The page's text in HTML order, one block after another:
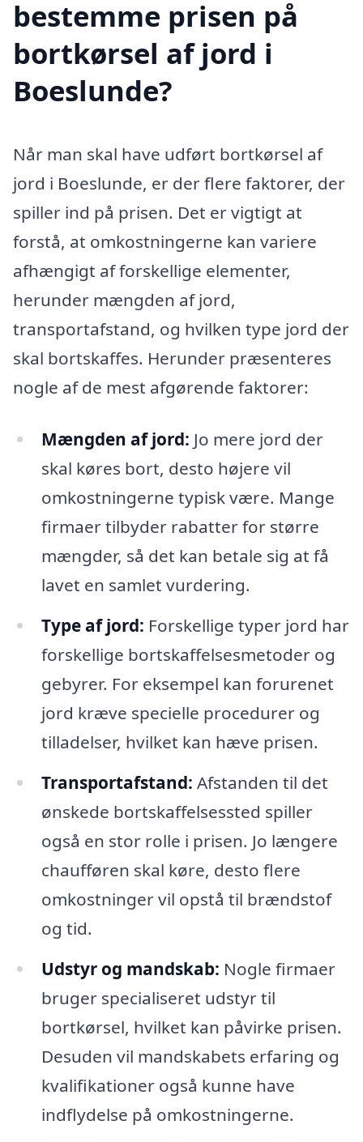
bestemme prisen på
bortkørsel af jord i
Boeslunde?
Når man skal have udført bortkørsel af
jord i Boeslunde, er der flere faktorer, der
spiller ind på prisen. Det er vigtigt at
forstå, at omkostningerne kan variere
afhængigt af forskellige elementer,
herunder mængden af jord,
transportafstand, og hvilken type jord der
skal bortskaffes. Herunder præsenteres
nogle af de mest afgørende faktorer:
Mængden af jord: Jo mere jord der
skal køres bort, desto højere vil
omkostningerne typisk være. Mange
firmaer tilbyder rabatter for større
mængder, så det kan betale sig at få
lavet en samlet vurdering.
Type af jord: Forskellige typer jord har
forskellige bortskaffelsesmetoder og
gebyrer. For eksempel kan forurenet
jord kræve specielle procedurer og
tilladelser, hvilket kan hæve prisen.
Transportafstand: Afstanden til det
ønskede bortskaffelsessted spiller
også en stor rolle i prisen. Jo længere
chaufføren skal køre, desto flere
omkostninger vil opstå til brændstof
og tid.
Udstyr og mandskab: Nogle firmaer
bruger specialiseret udstyr til
bortkørsel, hvilket kan påvirke prisen.
Desuden vil mandskabets erfaring og
kvalifikationer også kunne have
indflydelse på omkostningerne.